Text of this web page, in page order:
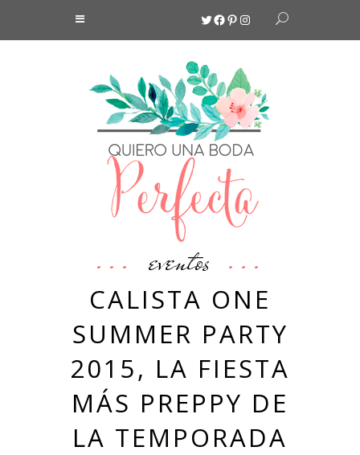
Twitter
Facebook
Pinterest
Instagram
eventos
CALISTA ONE
SUMMER PARTY
2015, LA FIESTA
MÁS PREPPY DE
LA TEMPORADA